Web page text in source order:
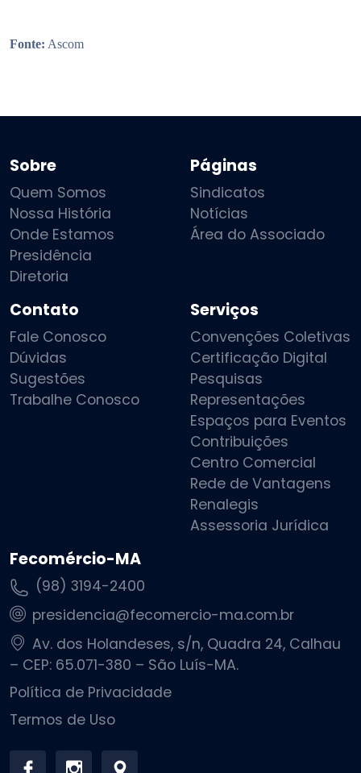
Fonte: Ascom
Sobre
Quem Somos
Nossa História
Onde Estamos
Presidência
Diretoria
Páginas
Sindicatos
Notícias
Área do Associado
Contato
Fale Conosco
Dúvidas
Sugestões
Trabalhe Conosco
Serviços
Convenções Coletivas
Certificação Digital
Pesquisas
Representações
Espaços para Eventos
Contribuições
Centro Comercial
Rede de Vantagens
Renalegis
Assessoria Jurídica
Fecomércio-MA
(98) 3194-2400
presidencia@fecomercio-ma.com.br
Av. dos Holandeses, s/n, Quadra 24, Calhau
– CEP: 65.071-380 – São Luís-MA.
Política de Privacidade
Termos de Uso